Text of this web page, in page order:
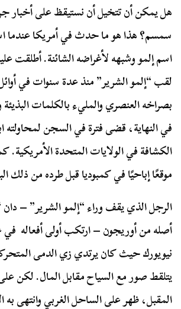
هل يمكن أن تتخيل أن نستيقظ على أخبار
سمسم؟ هذا هو ما حدث في أمريكا
اسم إلمو وشبهه لأغراضه الشائنة. أطلقت
بصراخه العنصري والمليء بالكلمات
في النهاية، قضى فترة في السجن لمحاولته
الكشافة في الولايات المتحدة الأمريكية.
موقعًا إباحيًا في كمبوديا قبل طرده من ذلك
الرجل الذي يقف وراء “إلمو الشرير” – دان
نيويورك حيث كان يرتدي زي الدمى
يتلقط صور مع السياح مقابل المال. لكن
المقبل، ظهر على الساحل الغربي وانتهى به